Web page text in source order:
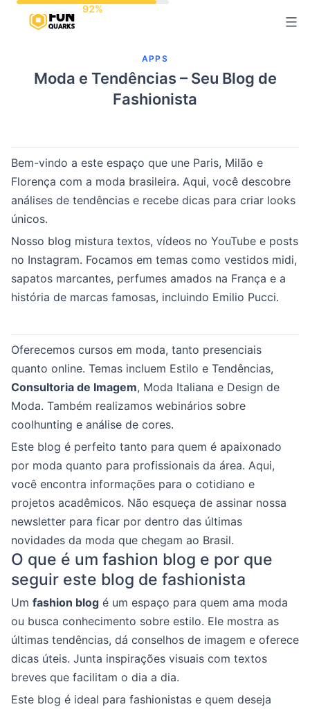
conteúdo
APPS
Moda e Tendências – Seu Blog de
Fashionista
Bem-vindo a este espaço que une Paris, Milão e
Florença com a moda brasileira. Aqui, você descobre
análises de tendências e recebe dicas para criar looks
únicos.
Nosso blog mistura textos, vídeos no YouTube e posts
no Instagram. Focamos em temas como vestidos midi,
sapatos marcantes, perfumes amados na França e a
história de marcas famosas, incluindo Emilio Pucci.
Oferecemos cursos em moda, tanto presenciais
quanto online. Temas incluem Estilo e Tendências,
Consultoria de Imagem, Moda Italiana e Design de
Moda. Também realizamos webinários sobre
coolhunting e análise de cores.
Este blog é perfeito tanto para quem é apaixonado
por moda quanto para profissionais da área. Aqui,
você encontra informações para o cotidiano e
projetos acadêmicos. Não esqueça de assinar nossa
newsletter para ficar por dentro das últimas
novidades da moda que chegam ao Brasil.
O que é um fashion blog e por que
seguir este blog de fashionista
Um fashion blog é um espaço para quem ama moda
ou busca conhecimento sobre estilo. Ele mostra as
últimas tendências, dá conselhos de imagem e oferece
dicas úteis. Junta inspirações visuais com textos
breves que facilitam o dia a dia.
Este blog é ideal para fashionistas e quem deseja